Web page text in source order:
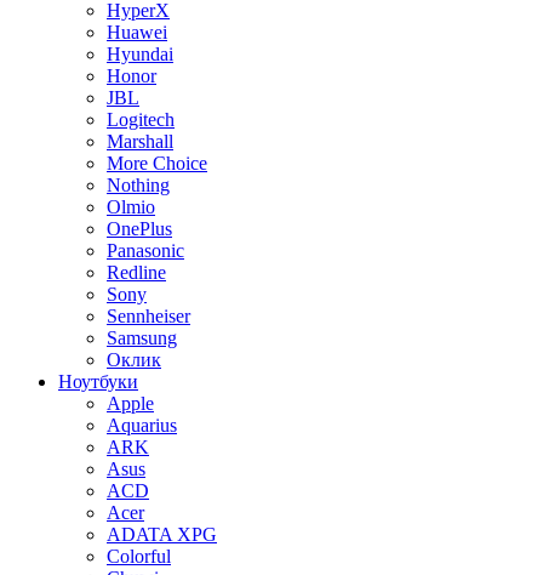
HyperX
Huawei
Hyundai
Honor
JBL
Logitech
Marshall
More Choice
Nothing
Olmio
OnePlus
Panasonic
Redline
Sony
Sennheiser
Samsung
Оклик
Ноутбуки
Apple
Aquarius
ARK
Asus
ACD
Acer
ADATA XPG
Colorful